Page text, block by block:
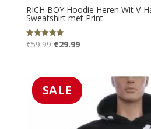
RICH BOY Hoodie Heren Wit V-
Sweatshirt met Print
Gewaardeerd
5.00
€59.99 Oorspronkelijke
€59.99.
€29.99Huidige
€29.99.
SALE